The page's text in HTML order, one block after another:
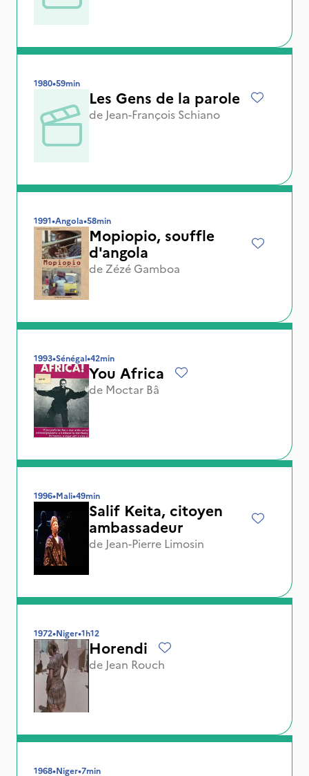
1980•59min
Les Gens de la parole
de Jean-François Schiano
1991•Angola•58min
Mopiopio, souffle
d'angola
de Zézé Gamboa
1993•Sénégal•42min
You Africa
de Moctar Bâ
1996•Mali•49min
Salif Keita, citoyen
ambassadeur
de Jean-Pierre Limosin
1972•Niger•1h12
Horendi
de Jean Rouch
1968•Niger•7min